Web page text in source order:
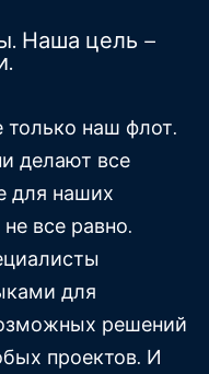
Наша цель –
наш флот.
делают все
для наших
все равно.
для
решений
проектов. И